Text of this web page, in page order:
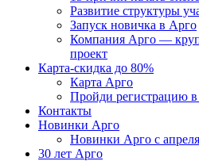
Развитие структуры
Запуск новичка в Арго
Компания Арго —
проект
Карта-скидка до 80%
Карта Арго
Пройди регистрацию
Контакты
Новинки Арго
Новинки Арго с
30 лет Арго